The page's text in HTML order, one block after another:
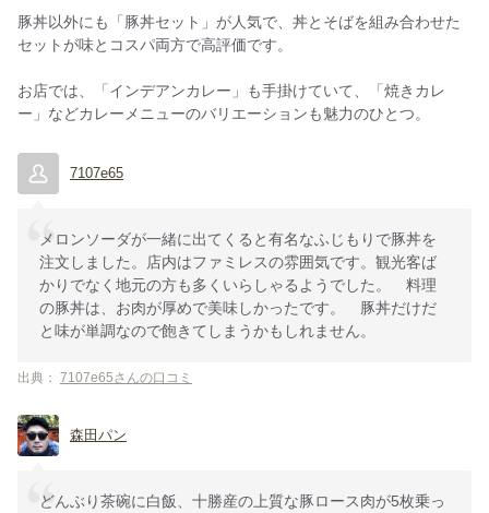
豚丼以外にも「豚丼セット」が人気で、丼とそばを組み合わせた
セットが味とコスパ両方で高評価です。
お店では、「インデアンカレー」も手掛けていて、「焼きカレ
ー」などカレーメニューのバリエーションも魅力のひとつ。
7107e65
メロンソーダが一緒に出てくると有名なふじもりで豚丼を
注文しました。店内はファミレスの雰囲気です。観光客ば
かりでなく地元の方も多くいらしゃるようでした。 料理
の豚丼は、お肉が厚めで美味しかったです。 豚丼だけだ
と味が単調なので飽きてしまうかもしれません。
出典： 7107e65さんの口コミ
森田パン
どんぶり茶碗に白飯、十勝産の上質な豚ロース肉が5枚乗っ